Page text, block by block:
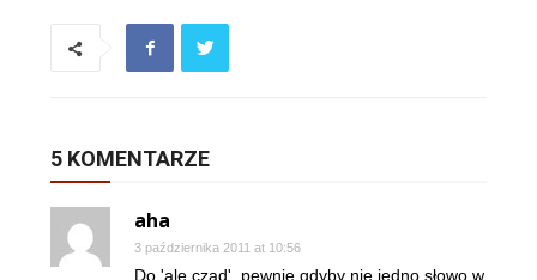
5 KOMENTARZE
aha
3 października 2011 at 10:56
Do 'ale czad'. pewnie gdyby nie jedno słowo w